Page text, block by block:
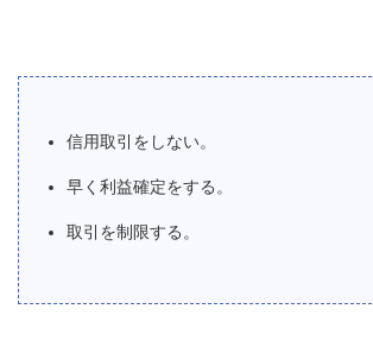
信用取引をしない。
早く利益確定をする。
取引を制限する。